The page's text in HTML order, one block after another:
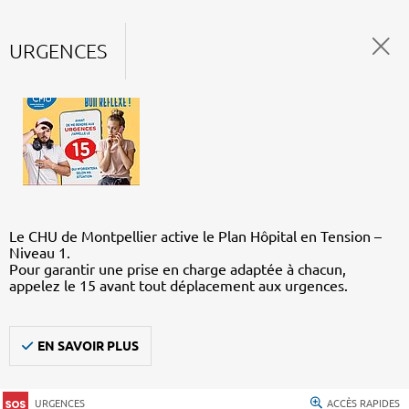
URGENCES
Le CHU de Montpellier active le Plan Hôpital en Tension –
Niveau 1.
Pour garantir une prise en charge adaptée à chacun,
appelez le 15 avant tout déplacement aux urgences.
EN SAVOIR PLUS
URGENCES ACCÈS RAPIDES